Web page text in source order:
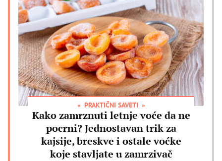
PRAKTIČNI SAVETI
Kako zamrznuti letnje voće da ne
pocrni? Jednostavan trik za
kajsije, breskve i ostale voćke
koje stavljate u zamrzivač